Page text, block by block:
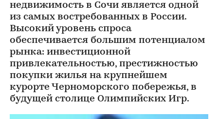
недвижимость в Сочи является одной
из самых востребованных в России.
Высокий уровень спроса
обеспечивается большим потенциалом
рынка: инвестиционной
привлекательностью, престижностью
покупки жилья на крупнейшем
курорте Черноморского побережья, в
будущей столице Олимпийских Игр.